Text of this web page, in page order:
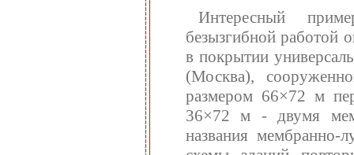
Интересный
безызгибной работой
в покрытии
(Москва),
размером 66×72 м
36×72 м - двумя
названия мембранно-